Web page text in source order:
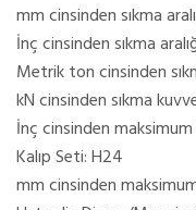
mm cinsinden sıkma
İnç cinsinden sıkma
Metrik ton cinsinden
kN cinsinden sıkma
İnç cinsinden
Kalıp Seti: H24
mm cinsinden